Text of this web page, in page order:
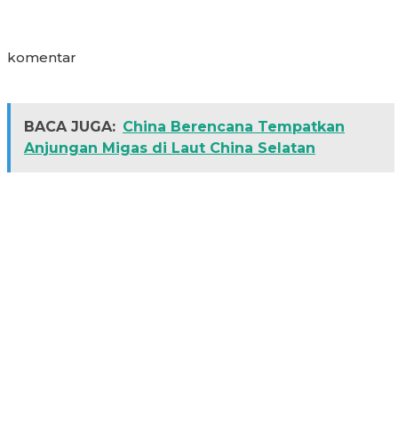
komentar
BACA JUGA: China Berencana Tempatkan
Anjungan Migas di Laut China Selatan